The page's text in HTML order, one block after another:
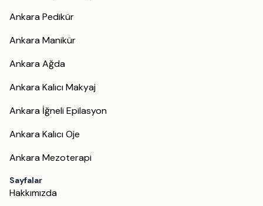
Ankara Pedikür
Ankara Manikür
Ankara Ağda
Ankara Kalıcı Makyaj
Ankara İğneli Epilasyon
Ankara Kalıcı Oje
Ankara Mezoterapi
Sayfalar
Hakkımızda